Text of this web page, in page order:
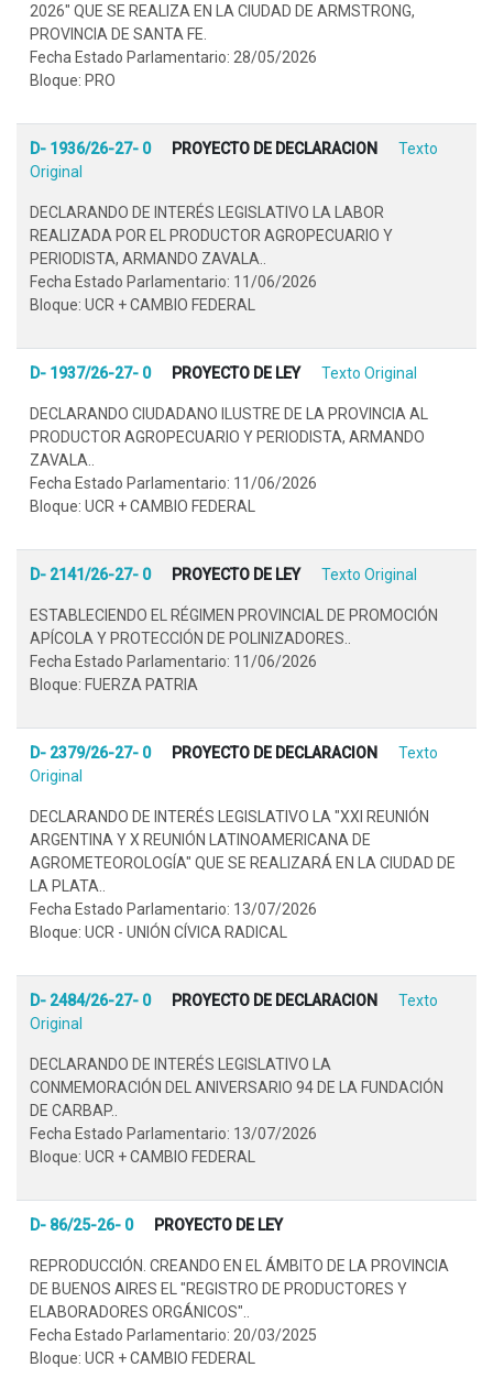
2026" QUE SE REALIZA EN LA CIUDAD DE ARMSTRONG,
PROVINCIA DE SANTA FE.
Fecha Estado Parlamentario: 28/05/2026
Bloque: PRO
D- 1936/26-27- 0 PROYECTO DE DECLARACION
Texto
Original
DECLARANDO DE INTERÉS LEGISLATIVO LA LABOR
REALIZADA POR EL PRODUCTOR AGROPECUARIO Y
PERIODISTA, ARMANDO ZAVALA..
Fecha Estado Parlamentario: 11/06/2026
Bloque: UCR + CAMBIO FEDERAL
D- 1937/26-27- 0 PROYECTO DE LEY Texto Original
DECLARANDO CIUDADANO ILUSTRE DE LA PROVINCIA AL
PRODUCTOR AGROPECUARIO Y PERIODISTA, ARMANDO
ZAVALA..
Fecha Estado Parlamentario: 11/06/2026
Bloque: UCR + CAMBIO FEDERAL
D- 2141/26-27- 0 PROYECTO DE LEY Texto Original
ESTABLECIENDO EL RÉGIMEN PROVINCIAL DE PROMOCIÓN
APÍCOLA Y PROTECCIÓN DE POLINIZADORES..
Fecha Estado Parlamentario: 11/06/2026
Bloque: FUERZA PATRIA
D- 2379/26-27- 0 PROYECTO DE DECLARACION
Texto
Original
DECLARANDO DE INTERÉS LEGISLATIVO LA "XXI REUNIÓN
ARGENTINA Y X REUNIÓN LATINOAMERICANA DE
AGROMETEOROLOGÍA" QUE SE REALIZARÁ EN LA CIUDAD DE
LA PLATA..
Fecha Estado Parlamentario: 13/07/2026
Bloque: UCR - UNIÓN CÍVICA RADICAL
D- 2484/26-27- 0 PROYECTO DE DECLARACION
Texto
Original
DECLARANDO DE INTERÉS LEGISLATIVO LA
CONMEMORACIÓN DEL ANIVERSARIO 94 DE LA FUNDACIÓN
DE CARBAP..
Fecha Estado Parlamentario: 13/07/2026
Bloque: UCR + CAMBIO FEDERAL
D- 86/25-26- 0 PROYECTO DE LEY
REPRODUCCIÓN. CREANDO EN EL ÁMBITO DE LA PROVINCIA
DE BUENOS AIRES EL "REGISTRO DE PRODUCTORES Y
ELABORADORES ORGÁNICOS"..
Fecha Estado Parlamentario: 20/03/2025
Bloque: UCR + CAMBIO FEDERAL